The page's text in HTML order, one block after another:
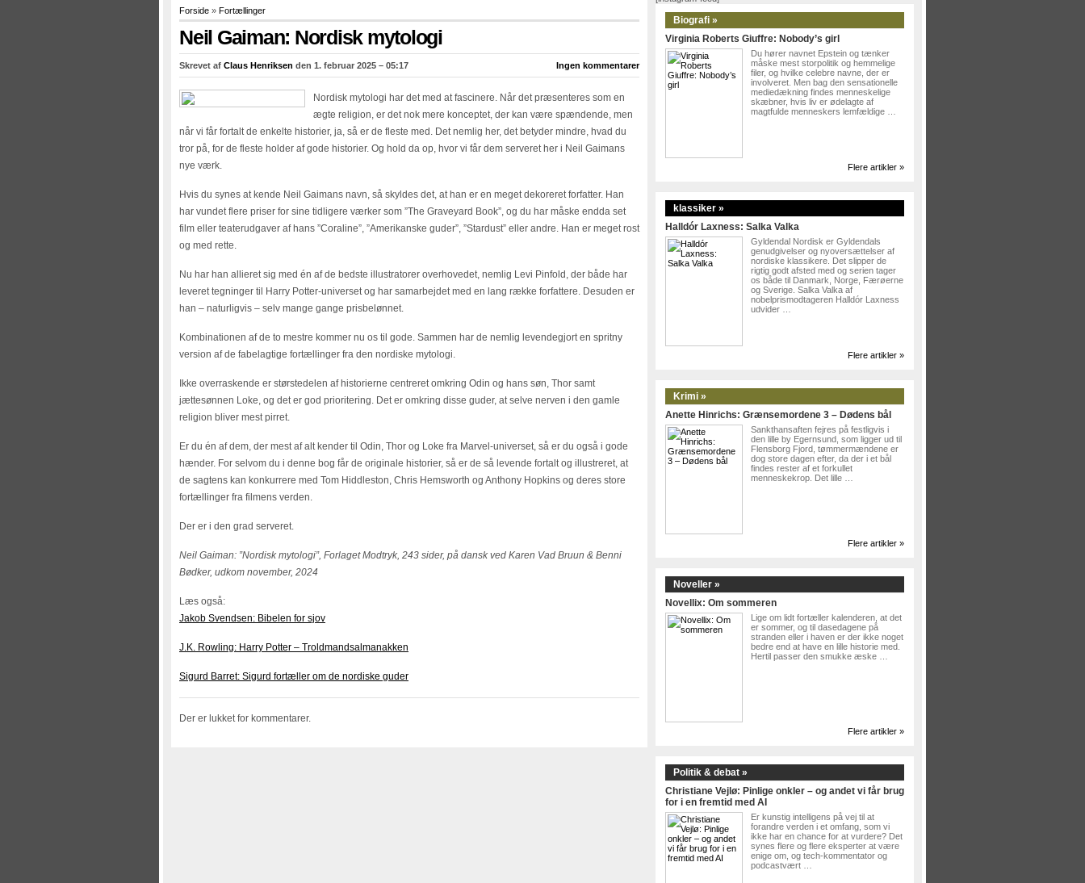
Forside » Fortællinger
Neil Gaiman: Nordisk mytologi
Skrevet af Claus Henriksen den 1. februar 2025 – 05:17 Ingen kommentarer
Nordisk mytologi har det med at fascinere. Når det præsenteres som en
ægte religion, er det nok mere konceptet, der kan være spændende, men
når vi får fortalt de enkelte historier, ja, så er de fleste med. Det nemlig her, det betyder mindre, hvad du
tror på, for de fleste holder af gode historier. Og hold da op, hvor vi får dem serveret her i Neil Gaimans
nye værk.
Hvis du synes at kende Neil Gaimans navn, så skyldes det, at han er en meget dekoreret forfatter. Han
har vundet flere priser for sine tidligere værker som ”The Graveyard Book”, og du har måske endda set
film eller teaterudgaver af hans ”Coraline”, ”Amerikanske guder”, ”Stardust” eller andre. Han er meget rost
og med rette.
Nu har han allieret sig med én af de bedste illustratorer overhovedet, nemlig Levi Pinfold, der både har
leveret tegninger til Harry Potter-universet og har samarbejdet med en lang række forfattere. Desuden er
han – naturligvis – selv mange gange prisbelønnet.
Kombinationen af de to mestre kommer nu os til gode. Sammen har de nemlig levendegjort en spritny
version af de fabelagtige fortællinger fra den nordiske mytologi.
Ikke overraskende er størstedelen af historierne centreret omkring Odin og hans søn, Thor samt
jættesønnen Loke, og det er god prioritering. Det er omkring disse guder, at selve nerven i den gamle
religion bliver mest pirret.
Er du én af dem, der mest af alt kender til Odin, Thor og Loke fra Marvel-universet, så er du også i gode
hænder. For selvom du i denne bog får de originale historier, så er de så levende fortalt og illustreret, at
de sagtens kan konkurrere med Tom Hiddleston, Chris Hemsworth og Anthony Hopkins og deres store
fortællinger fra filmens verden.
Der er i den grad serveret.
Neil Gaiman: ”Nordisk mytologi”, Forlaget Modtryk, 243 sider, på dansk ved Karen Vad Bruun & Benni
Bødker, udkom november, 2024
Læs også:
Jakob Svendsen: Bibelen for sjov
J.K. Rowling: Harry Potter – Troldmandsalmanakken
Sigurd Barret: Sigurd fortæller om de nordiske guder
Der er lukket for kommentarer.
Biografi »
Virginia Roberts Giuffre: Nobody’s girl
Du hører navnet Epstein og tænker
måske mest storpolitik og hemmelige
filer, og hvilke celebre navne, der er
involveret. Men bag den sensationelle
mediedækning findes menneskelige
skæbner, hvis liv er ødelagte af
magtfulde menneskers lemfældige …
Flere artikler »
klassiker »
Halldór Laxness: Salka Valka
Gyldendal Nordisk er Gyldendals
genudgivelser og nyoversættelser af
nordiske klassikere. Det slipper de
rigtig godt afsted med og serien tager
os både til Danmark, Norge, Færøerne
og Sverige. Salka Valka af
nobelprismodtageren Halldór Laxness
udvider …
Flere artikler »
Krimi »
Anette Hinrichs: Grænsemordene 3 – Dødens bål
Sankthansaften fejres på festligvis i
den lille by Egernsund, som ligger ud til
Flensborg Fjord, tømmermændene er
dog store dagen efter, da der i et bål
findes rester af et forkullet
menneskekrop. Det lille …
Flere artikler »
Noveller »
Novellix: Om sommeren
Lige om lidt fortæller kalenderen, at det
er sommer, og til dasedagene på
stranden eller i haven er der ikke noget
bedre end at have en lille historie med.
Hertil passer den smukke æske …
Flere artikler »
Politik & debat »
Christiane Vejlø: Pinlige onkler – og andet vi får brug
for i en fremtid med AI
Er kunstig intelligens på vej til at
forandre verden i et omfang, som vi
ikke har en chance for at vurdere? Det
synes flere og flere eksperter at være
enige om, og tech-kommentator og
podcastvært …